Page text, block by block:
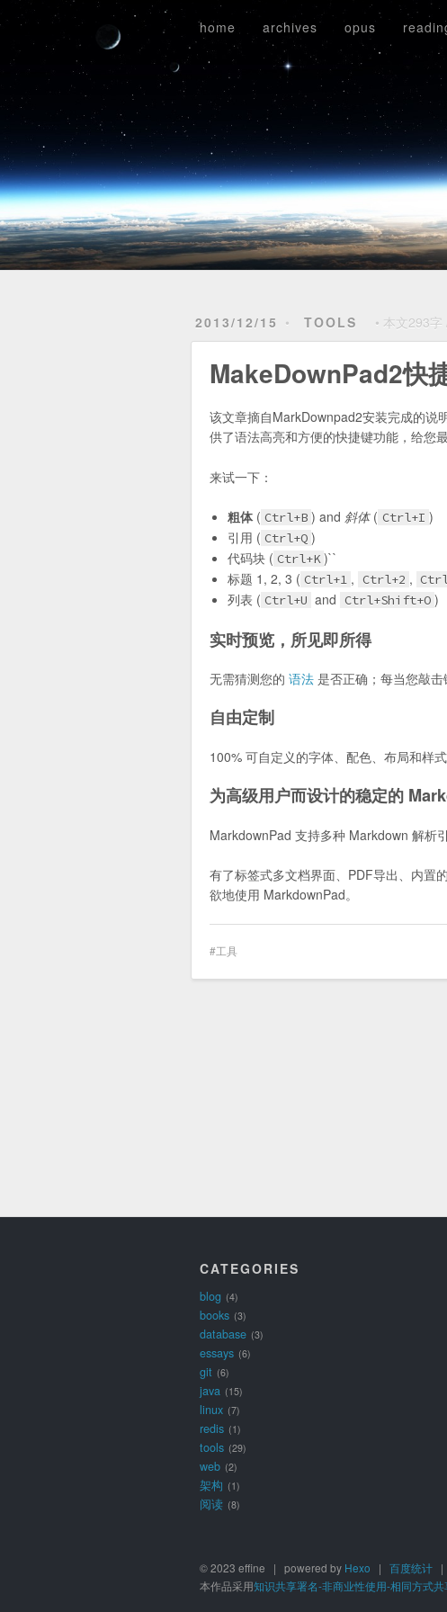
home archives opus
2013/12/15 TOOLS 本文293字
MakeDownPad2快
该文章摘自MarkDownpad2安装完成的说
供了语法高亮和方便的快捷键功能，给您
来试一下：
粗体( Ctrl+B ) and 斜体( Ctrl+I )
引用 ( Ctrl+Q )
代码块 ( Ctrl+K )``
标题 1, 2, 3 ( Ctrl+1 , Ctrl+2 ,
列表 ( Ctrl+U and Ctrl+Shift+O )
实时预览，所见即所得
无需猜测您的 语法 是否正确；每当您敲击
自由定制
100% 可自定义的字体、配色、布局和样
为高级用户而设计的稳定的
MarkdownPad 支持多种 Markdown 解析
有了标签式多文档界面、PDF导出、内置
欲地使用 MarkdownPad。
工具
CATEGORIES
blog 4
books 3
database 3
essays 6
git 6
java 15
linux 7
redis 1
tools 29
web 2
架构 1
阅读 8
© 2023 effine | powered by Hexo |百度统计
本作品采用知识共享署名-非商业性使用-相同方式
archives opus reading riding about